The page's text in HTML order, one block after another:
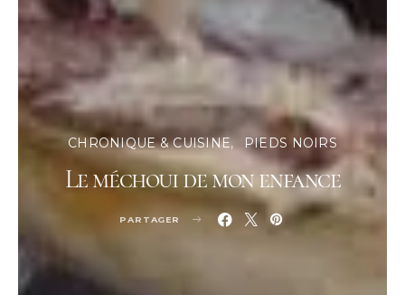
CHRONIQUE & CUISINE PIEDS NOIRS
Le méchoui de mon enfance
PARTAGER